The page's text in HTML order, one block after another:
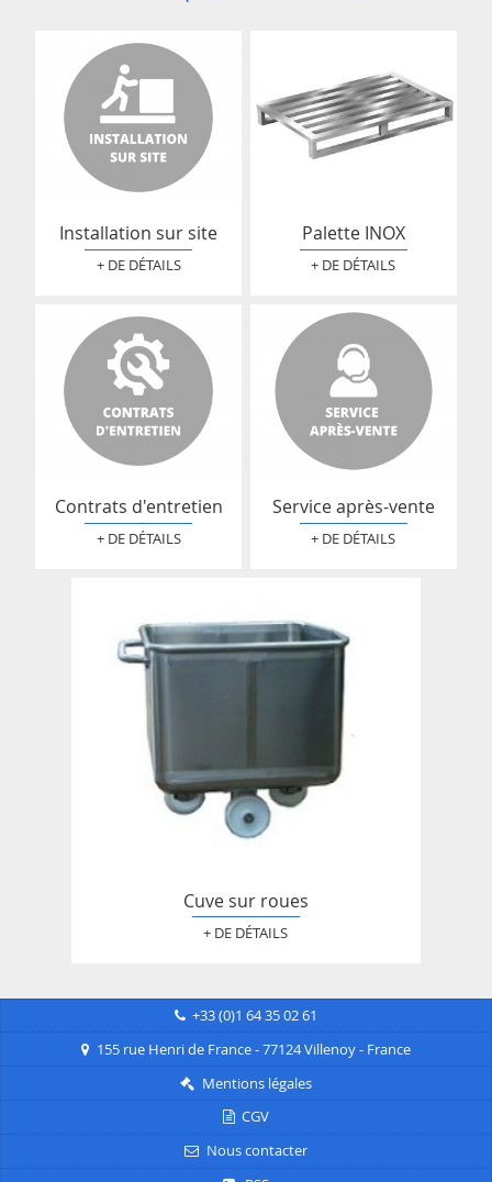
Installation sur site
+ DE DÉTAILS
Palette INOX
+ DE DÉTAILS
Contrats d'entretien
+ DE DÉTAILS
Service après-vente
+ DE DÉTAILS
Cuve sur roues
+ DE DÉTAILS
+33 (0)1 64 35 02 61
155 rue Henri de France - 77124 Villenoy - France
Mentions légales
CGV
Nous contacter